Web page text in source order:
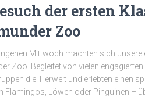
der ersten
Zoo
Mittwoch machten sich unsere
Zoo. Begleitet von vielen
die Tierwelt und erlebten einen
Flamingos, Löwen oder Pinguinen –